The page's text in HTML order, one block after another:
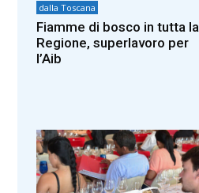
dalla Toscana
Fiamme di bosco in tutta la
Regione, superlavoro per
l’Aib